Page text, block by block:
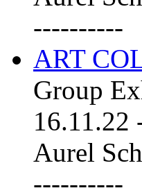
----------
ART
Group
16.11.22
Aurel
----------